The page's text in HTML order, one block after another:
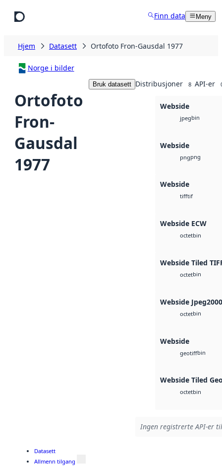
Finn data Meny
Hjem Datasett Ortofoto Fron-Gausdal 1977
Norge i bilder
Ortofoto
Fron-
Gausdal
1977
Bruk datasett Distribusjoner 8 API-er
Webside
jpegbin
Webside
pngpng
Webside
tifftif
Webside ECW
octetbin
Webside Tiled
octetbin
Webside Jpeg2000
octetbin
Webside
geotiffbin
Webside Tiled
octetbin
Ingen registrerte API-er
Datasett
Allmenn tilgang